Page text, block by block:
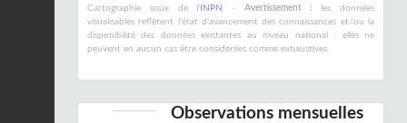
Cartographie issue de l' INPN - Avertissement : les données
visualisables reflètent l'état d'avancement des connaissances et/ou la
disponibilité des données existantes au niveau national : elles ne
peuvent en aucun cas être considérées comme exhaustives.
Observations mensuelles